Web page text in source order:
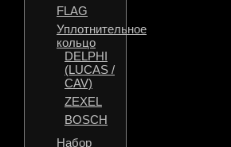
FLAG
Уплотнительное
кольцо
DELPHI
(LUCAS /
CAV)
ZEXEL
BOSCH
Набор